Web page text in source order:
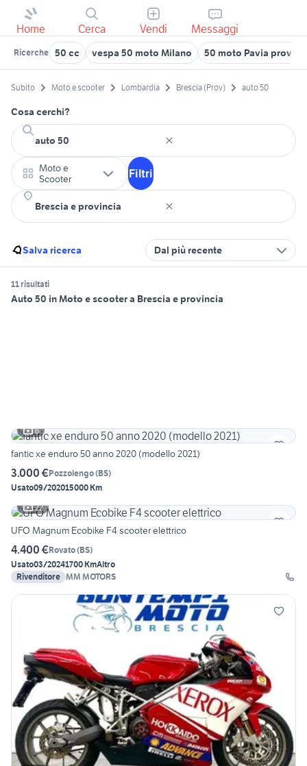
Home Cerca Vendi Messaggi
Ricerche 50 cc vespa 50 moto Milano 50 moto Pavia
Subito Moto e scooter Lombardia Brescia (Prov) auto 50
Cosa cerchi?
Moto e
Scooter
Filtri
Salva ricerca Dal più recente
11 risultati
Auto 50 in Moto e scooter a Brescia e provincia
6
fantic xe enduro 50 anno 2020 (modello 2021)
3.000 €Pozzolengo(BS)
Usato09/202015000 Km
22
UFO Magnum Ecobike F4 scooter elettrico
4.400 €Rovato(BS)
Usato03/20241700 KmAltro
Rivenditore MM MOTORS